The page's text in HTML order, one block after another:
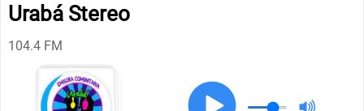
Urabá Stereo
104.4 FM